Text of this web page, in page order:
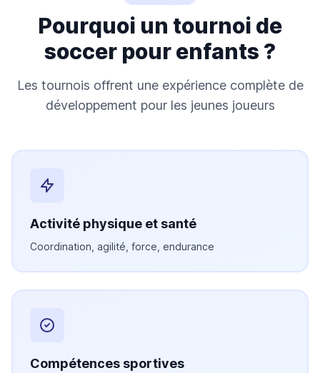
Pourquoi un tournoi de
soccer pour enfants ?
Les tournois offrent une expérience complète de
développement pour les jeunes joueurs
Activité physique et santé
Coordination, agilité, force, endurance
Compétences sportives